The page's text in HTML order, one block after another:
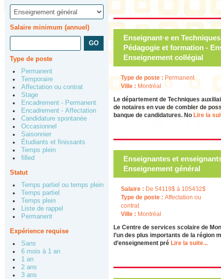
Salaire minimum (annuel)
Type de poste
Permanent
Temporaire
Affectation ou contrat
Stage
Encadrement - Permanent
Encadrement - Affectation
Candidature spontanée
Occasionnel
Saisonnier
Étudiants et finissants
Temps plein
filled
Statut
Temps partiel ou temps plein
Temps partiel
Temps plein
Liste de rappel
Permanent
Expérience requise
Sans
6 mois à 1 an
1 an
2 ans
3 ans
Enseignant·e en
Pédagogie et formation -
Enseignement collégial
Type de poste : Permanent
Ville : Montréal
Le département de Techniques
de notaires en vue de combler de
banque de candidatures. No Lire la
Enseignantes et
Enseignement général
Salaire : De 54119$ à 105432$
Type de poste : Affectation ou
contrat
Ville : Montréal
Le Centre de services scolaire de
l’un des plus importants de la région
d’enseignement pré Lire la suite...